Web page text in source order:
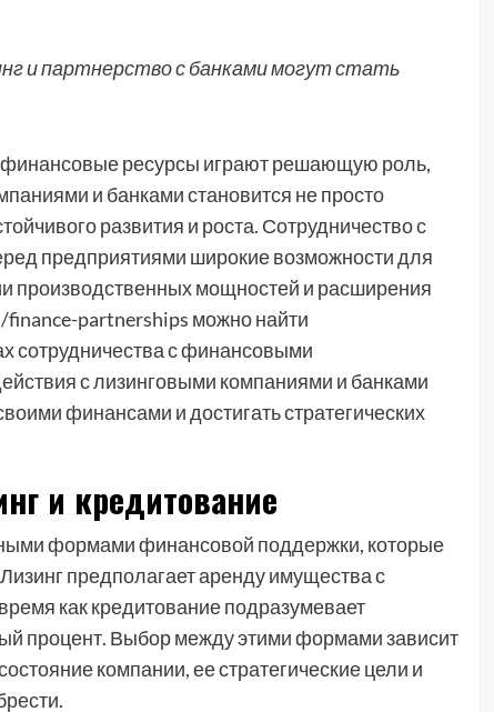
и партнерство с банками могут стать
ресурсы играют решающую роль,
и банками становится не просто
развития и роста. Сотрудничество с
предприятиями широкие возможности для
производственных мощностей и расширения
partnerships можно найти
сотрудничества с финансовыми
с лизинговыми компаниями и банками
финансами и достигать стратегических
и кредитование
формами финансовой поддержки, которые
предполагает аренду имущества с
как кредитование подразумевает
процент. Выбор между этими формами зависит
компании, ее стратегические цели и